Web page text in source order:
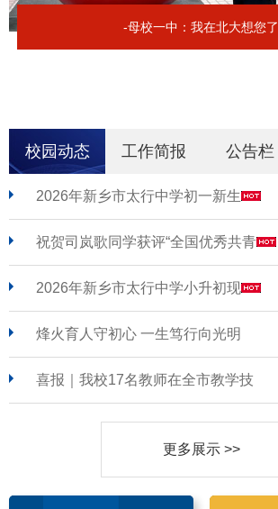
-母校一中：我在北大想您了
校园动态 工作简报 公告栏
2026年新乡市太行中学初一新生
祝贺司岚歌同学获评“全国优秀共青
2026年新乡市太行中学小升初现
烽火育人守初心 一生笃行向光明
喜报｜我校17名教师在全市教学技
更多展示 >>